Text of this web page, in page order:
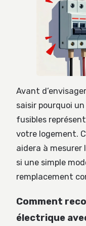
Avant
saisir pourquoi
fusibles
votre logement.
aidera à mesurer
si une simple
remplacement
Comment
électrique